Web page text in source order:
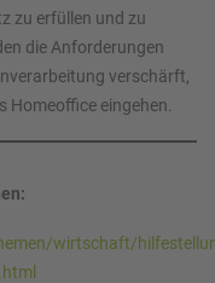
zu erfüllen und zu
die Anforderungen
verschärft,
Homeoffice eingehen.
wirtschaft/